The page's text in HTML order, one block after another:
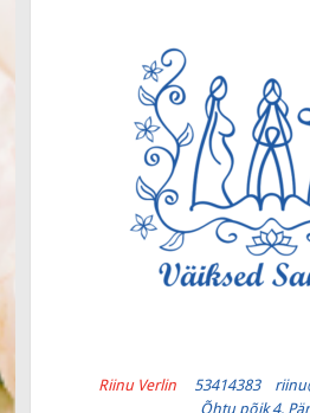
Riinu Verlin
53414383
Õhtu põik 4,